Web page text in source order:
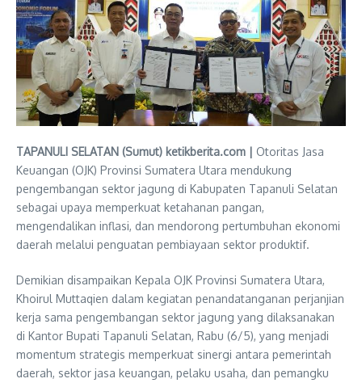
TAPANULI SELATAN (Sumut) ketikberita.com | Otoritas Jasa
Keuangan (OJK) Provinsi Sumatera Utara mendukung
pengembangan sektor jagung di Kabupaten Tapanuli Selatan
sebagai upaya memperkuat ketahanan pangan,
mengendalikan inflasi, dan mendorong pertumbuhan ekonomi
daerah melalui penguatan pembiayaan sektor produktif.
Demikian disampaikan Kepala OJK Provinsi Sumatera Utara,
Khoirul Muttaqien dalam kegiatan penandatanganan perjanjian
kerja sama pengembangan sektor jagung yang dilaksanakan
di Kantor Bupati Tapanuli Selatan, Rabu (6/5), yang menjadi
momentum strategis memperkuat sinergi antara pemerintah
daerah, sektor jasa keuangan, pelaku usaha, dan pemangku